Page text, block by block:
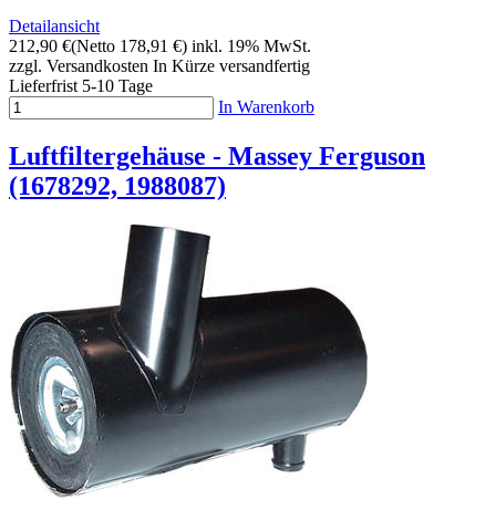
Detailansicht
212,90 €(Netto 178,91 €) inkl. 19% MwSt.
zzgl. Versandkosten In Kürze versandfertig
Lieferfrist 5-10 Tage
In Warenkorb
Luftfiltergehäuse - Massey Ferguson
(1678292, 1988087)